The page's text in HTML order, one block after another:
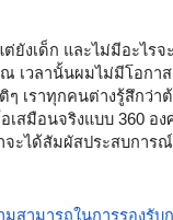
งเด็ก และไม่มีอะไรจ
เวลานั้นผมไม่มีโอกา
เราทุกคนต่างรู้สึกว่า
สมือนจริงแบบ 360 อ
จะได้สัมผัสประสบกา
มสามารถในการรองรับ